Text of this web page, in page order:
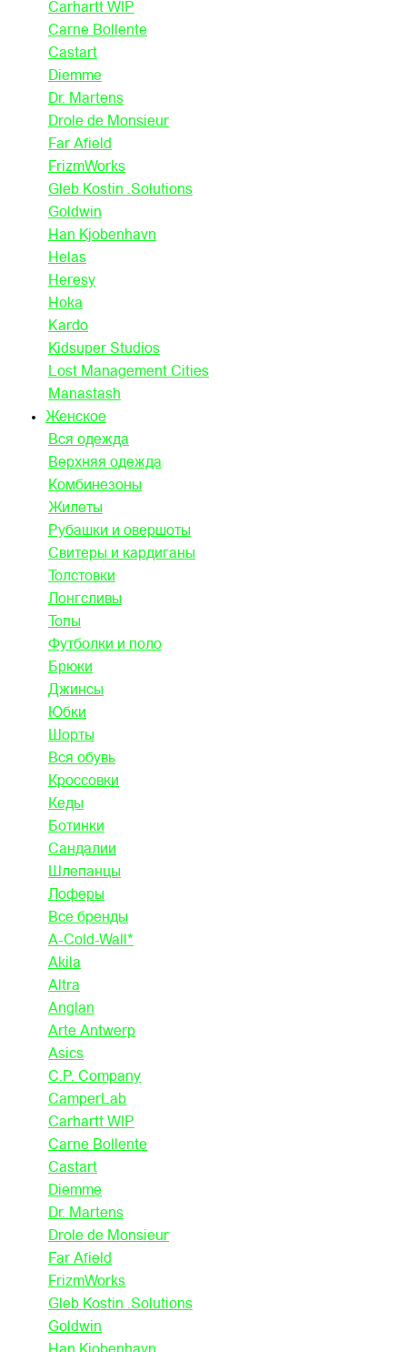
Carhartt WIP
Carne Bollente
Castart
Diemme
Dr. Martens
Drole de Monsieur
Far Afield
FrizmWorks
Gleb Kostin .Solutions
Goldwin
Han Kjobenhavn
Helas
Heresy
Hoka
Kardo
Kidsuper Studios
Lost Management Cities
Manastash
Женское
Вся одежда
Верхняя одежда
Комбинезоны
Жилеты
Рубашки и овершоты
Свитеры и кардиганы
Толстовки
Лонгсливы
Топы
Футболки и поло
Брюки
Джинсы
Юбки
Шорты
Вся обувь
Кроссовки
Кеды
Ботинки
Сандалии
Шлепанцы
Лоферы
Все бренды
A-Cold-Wall*
Akila
Altra
Anglan
Arte Antwerp
Asics
C.P. Company
CamperLab
Carhartt WIP
Carne Bollente
Castart
Diemme
Dr. Martens
Drole de Monsieur
Far Afield
FrizmWorks
Gleb Kostin .Solutions
Goldwin